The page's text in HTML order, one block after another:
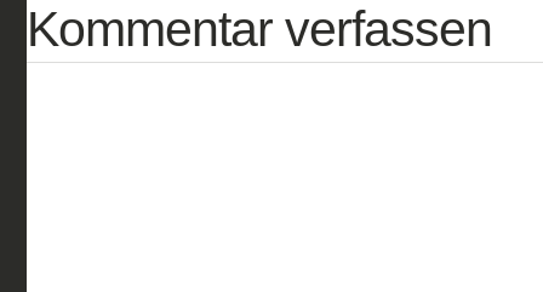
Kommentar verfassen